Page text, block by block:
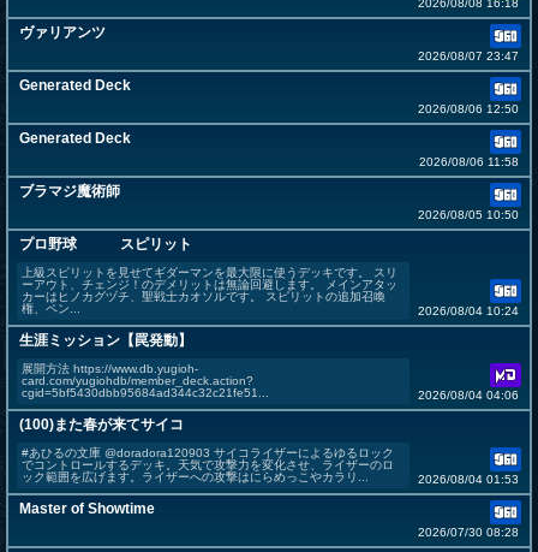
2026/08/08 16:18
ヴァリアンツ
2026/08/07 23:47
Generated Deck
2026/08/06 12:50
Generated Deck
2026/08/06 11:58
ブラマジ魔術師
2026/08/05 10:50
プロ野球 スピリット
上級スピリットを見せてギダーマンを最大限に使うデッキです。 スリ
ーアウト、チェンジ！のデメリットは無論回避します。 メインアタッ
カーはヒノカグヅチ、聖戦士カオソルです。 スピリットの追加召喚
権、ペン...
2026/08/04 10:24
生涯ミッション【罠発動】
展開方法 https://www.db.yugioh-
card.com/yugiohdb/member_deck.action?
cgid=5bf5430dbb95684ad344c32c21fe51...
2026/08/04 04:06
(100)また春が来てサイコ
#あひるの文庫 @doradora120903 サイコライザーによるゆるロック
でコントロールするデッキ。天気で攻撃力を変化させ、ライザーのロ
ック範囲を広げます。ライザーへの攻撃はにらめっこやカラリ...
2026/08/04 01:53
Master of Showtime
2026/07/30 08:28